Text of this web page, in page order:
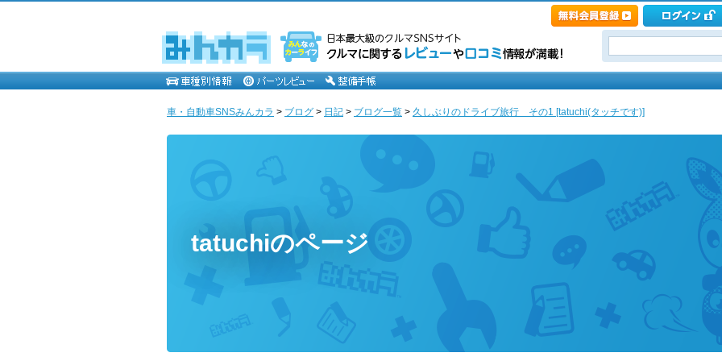
車・自動車SNSみんカラ > ブログ > 日記 > ブログ一覧 > 久しぶりのドライブ旅行 その1 [tatuchi(タッチです)]
tatuchiのページ